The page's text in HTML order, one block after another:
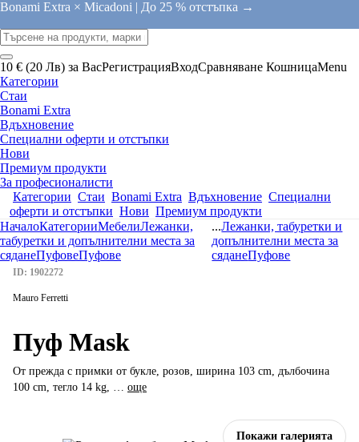
Bonami Extra × Micadoni | До 25 % отстъпка →
10 € (20 Лв) за ВасРегистрацияВходСравняване КошницаMenu
Категории
Стаи
Bonami Extra
Вдъхновение
Специални оферти и отстъпки
Нови
Премиум продукти
За професионалисти
Категории Стаи Bonami Extra Вдъхновение Специални
оферти и отстъпки Нови Премиум продукти
НачалоКатегорииМебелиЛежанки,
табуретки и допълнителни места за
сяданеПуфовеПуфове
...Лежанки, табуретки и
допълнителни места за
сяданеПуфове
Покажи галерията
ID: 1902272
Mauro Ferretti
Пуф Mask
От прежда с примки от букле, розов, ширина 103 cm, дълбочина
100 cm, тегло 14 kg, … още